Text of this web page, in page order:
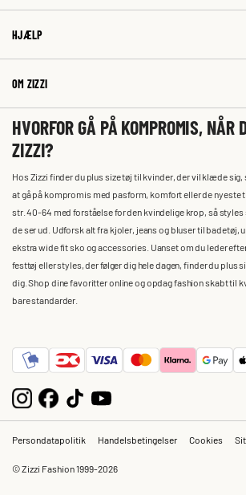
HJÆLP
OM ZIZZI
HVORFOR GÅ PÅ KOMPROMIS, NÅR
ZIZZI?
Hos Zizzi finder du plus size tøj til kvinder, der vil klæde sig,
at gå på kompromis med pasform, komfort eller de nyeste
str. 40-64 med forståelse for den kvindelige krop, så
de ser ud. Udforsk alt fra kjoler, jeans og bluser til badetøj,
ekstra wide fit sko og accessories. Uanset om du leder
festtøj eller styles, der følger dig hele dagen, finder du plus
dig. Shop dine favoritter online og opdag fashion skabt til
bare standarder.
Persondatapolitik Handelsbetingelser Cookies
© Zizzi Fashion 1999-2026